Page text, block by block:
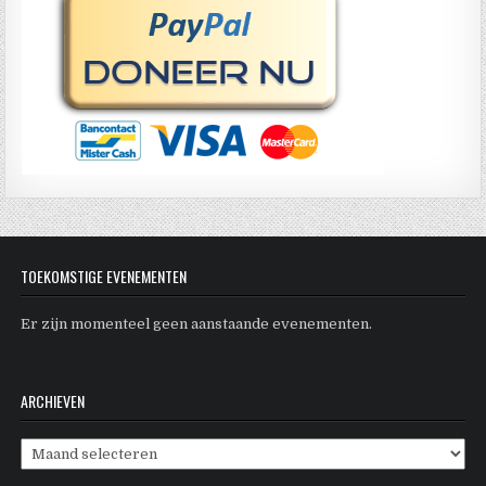
TOEKOMSTIGE EVENEMENTEN
Er zijn momenteel geen aanstaande evenementen.
ARCHIEVEN
Archieven